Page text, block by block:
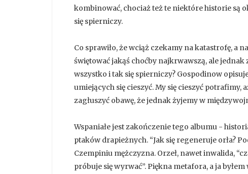
kombinować, chociaż też te niektóre historie są
się spierniczy.
Co sprawiło, że wciąż czekamy na katastrofę, a
świętować jakąś choćby najkrwawszą, ale
wszystko i tak się spierniczy? Gospodinow
umiejących się cieszyć. My się cieszyć
zagłuszyć obawę, że jednak żyjemy w
Wspaniałe jest zakończenie tego albumu -
ptaków drapieżnych. “Jak się regeneruje orła?
Czempiniu mężczyzna. Orzeł, nawet inwalida,
próbuje się wyrwać”. Piękna metafora, a ja